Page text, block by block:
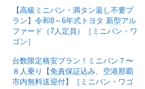
【高級ミニバン・満タン返し不要プ
ラン】令和8～6年式トヨタ 新型アル
ファード（7人定員）［ミニバン・ワ
ゴン］
台数限定格安プラン！ミニバン７〜
８人乗り【免責保証込み、空港那覇
市内無料送迎付】［ミニバン・ワゴ